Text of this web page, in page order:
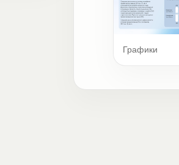
Графики